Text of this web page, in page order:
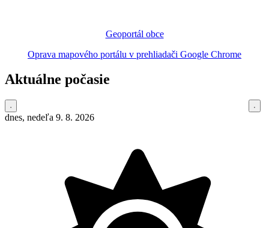
Geoportál obce
Oprava mapového portálu v prehliadači Google Chrome
Aktuálne počasie
dnes, nedeľa 9. 8. 2026